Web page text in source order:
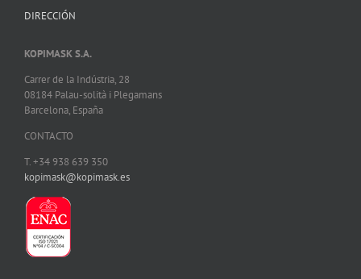
DIRECCIÓN
KOPIMASK S.A.
Carrer de la Indústria, 28
08184 Palau-solità i Plegamans
Barcelona, España
CONTACTO
T. +34 938 639 350
kopimask@kopimask.es